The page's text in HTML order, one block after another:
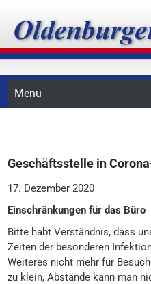
content
Menu
Geschäftsstelle in
17. Dezember 2020
Einschränkungen für das Büro
Bitte habt Verständnis, dass
Zeiten der besonderen
Weiteres nicht mehr für
zu klein, Abstände kann man